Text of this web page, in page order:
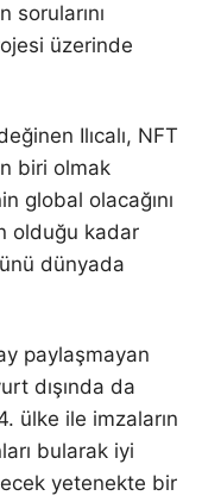
sorularını
üzerinde
Ilıcalı, NFT
biri olmak
global olacağını
olduğu kadar
dünyada
paylaşmayan
dışında da
ülke ile imzaların
bularak iyi
yetenekte bir